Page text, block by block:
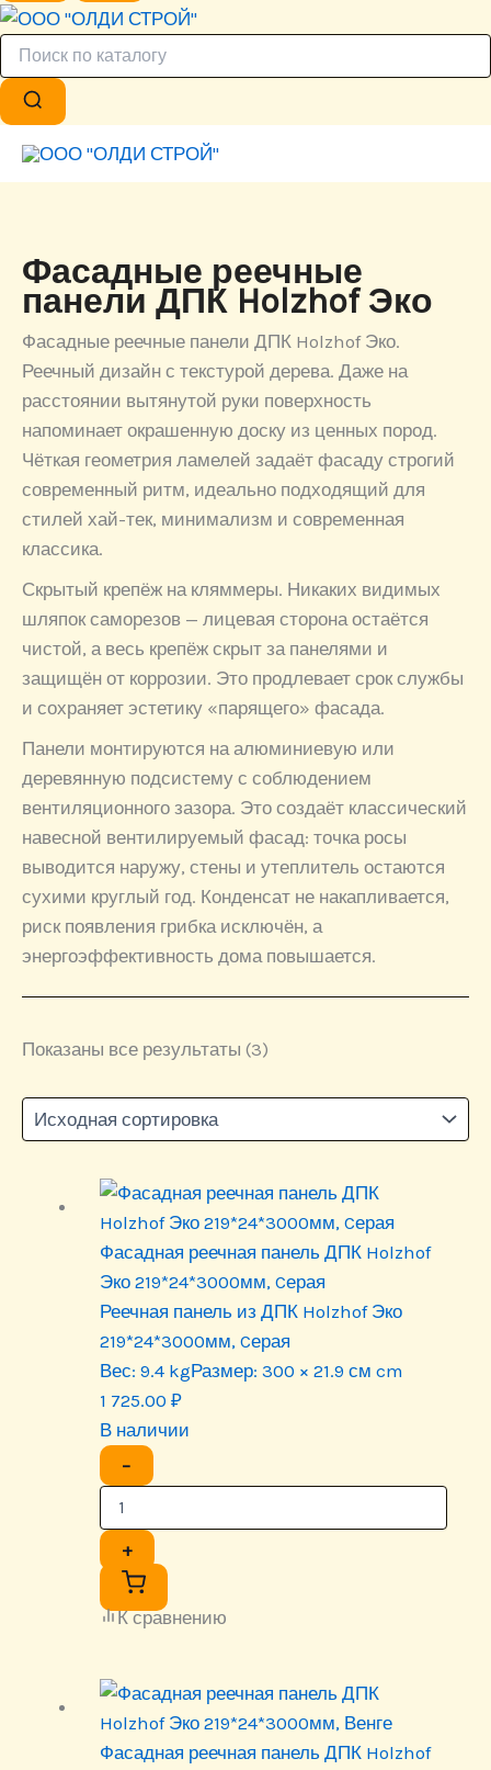
Фасадные реечные
панели ДПК Holzhof Эко
Фасадные реечные панели ДПК Holzhof Эко.
Реечный дизайн с текстурой дерева. Даже на
расстоянии вытянутой руки поверхность
напоминает окрашенную доску из ценных пород.
Чёткая геометрия ламелей задаёт фасаду строгий
современный ритм, идеально подходящий для
стилей хай-тек, минимализм и современная
классика.
Скрытый крепёж на кляммеры. Никаких видимых
шляпок саморезов — лицевая сторона остаётся
чистой, а весь крепёж скрыт за панелями и
защищён от коррозии. Это продлевает срок службы
и сохраняет эстетику «парящего» фасада.
Панели монтируются на алюминиевую или
деревянную подсистему с соблюдением
вентиляционного зазора. Это создаёт классический
навесной вентилируемый фасад: точка росы
выводится наружу, стены и утеплитель остаются
сухими круглый год. Конденсат не накапливается,
риск появления грибка исключён, а
энергоэффективность дома повышается.
Показаны все результаты (3)
Фасадная реечная панель ДПК Holzhof
Эко 219*24*3000мм, Cерая
Реечная панель из ДПК Holzhof Эко
219*24*3000мм, Cерая
Вес: 9.4 kgРазмер: 300 × 21.9 см cm
1 725.00 ₽
В наличии
−
+
К сравнению
Фасадная реечная панель ДПК Holzhof